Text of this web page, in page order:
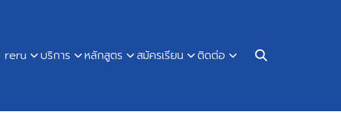
reru บริการ หลักสูตร สมัครเรียน ติดต่อ